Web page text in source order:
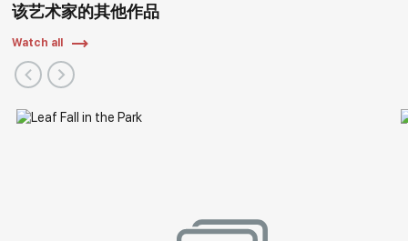
该艺术家的其他作品
Watch all